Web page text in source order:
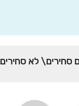
סחירים\ לא סחירים